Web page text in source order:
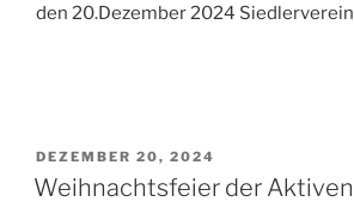
den 20.Dezember 2024 Siedlerverein
VERÖFFENTLICHT
AM
DEZEMBER 20, 2024
Weihnachtsfeier der Aktiven